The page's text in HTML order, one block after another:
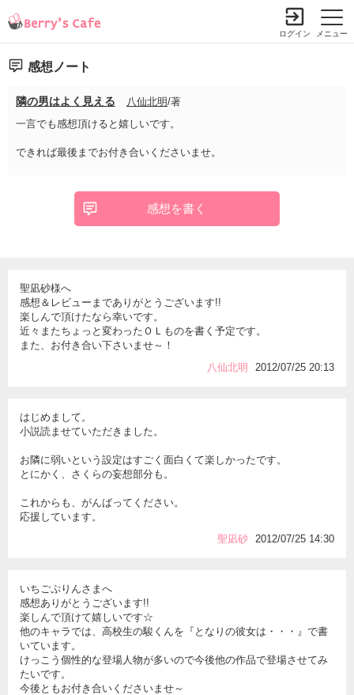
メニュー
ログイン
感想ノート
隣の男はよく見える 八仙北明/著
一言でも感想頂けると嬉しいです。
できれば最後までお付き合いくださいませ。
感想を書く
聖凪砂様へ
感想＆レビューまでありがとうございます!!
楽しんで頂けたなら幸いです。
近々またちょっと変わったＯＬものを書く予定です。
また、お付き合い下さいませ～！
八仙北明
2012/07/25 20:13
はじめまして。
小説読ませていただきました。
お隣に弱いという設定はすごく面白くて楽しかったです。
とにかく、さくらの妄想部分も。
これからも、がんばってください。
応援しています。
聖凪砂
2012/07/25 14:30
いちごぷりんさまへ
感想ありがとうございます!!
楽しんで頂けて嬉しいです☆
他のキャラでは、高校生の駿くんを『となりの彼女は・・・』で書
いています。
けっこう個性的な登場人物が多いので今後他の作品で登場させてみ
たいです。
今後ともお付き合いくださいませ～